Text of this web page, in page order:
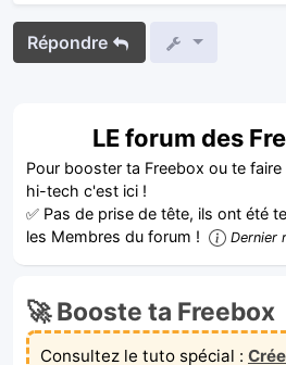
Répondre
LE forum des
Pour booster ta Freebox ou te
hi-tech c'est ici !
✅ Pas de prise de tête, ils ont été
les Membres du forum !
Dernier
🚀 Booste ta Freebox
Consultez le tuto spécial :